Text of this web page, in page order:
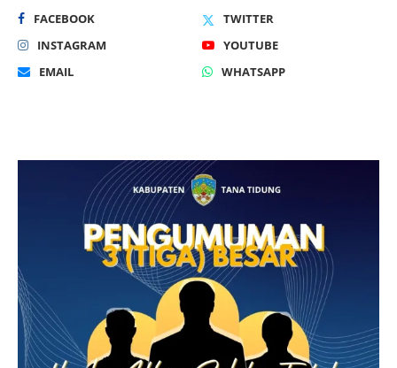
FACEBOOK
TWITTER
INSTAGRAM
YOUTUBE
EMAIL
WHATSAPP